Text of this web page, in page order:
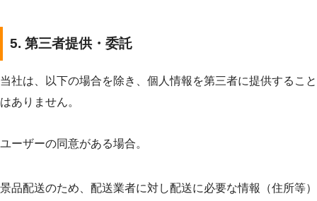
5. 第三者提供・委託
当社は、以下の場合を除き、個人情報を第三者に提供すること
はありません。
ユーザーの同意がある場合。
景品配送のため、配送業者に対し配送に必要な情報（住所等）